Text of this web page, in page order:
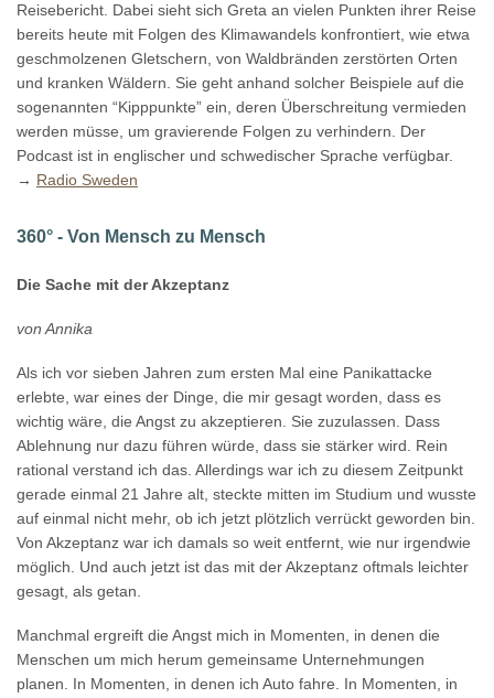
Reisebericht. Dabei sieht sich Greta an vielen Punkten ihrer Reise
bereits heute mit Folgen des Klimawandels konfrontiert, wie etwa
geschmolzenen Gletschern, von Waldbränden zerstörten Orten
und kranken Wäldern. Sie geht anhand solcher Beispiele auf die
sogenannten “Kipppunkte” ein, deren Überschreitung vermieden
werden müsse, um gravierende Folgen zu verhindern. Der
Podcast ist in englischer und schwedischer Sprache verfügbar.
→ Radio Sweden
360° - Von Mensch zu Mensch
Die Sache mit der Akzeptanz
von Annika
Als ich vor sieben Jahren zum ersten Mal eine Panikattacke
erlebte, war eines der Dinge, die mir gesagt worden, dass es
wichtig wäre, die Angst zu akzeptieren. Sie zuzulassen. Dass
Ablehnung nur dazu führen würde, dass sie stärker wird. Rein
rational verstand ich das. Allerdings war ich zu diesem Zeitpunkt
gerade einmal 21 Jahre alt, steckte mitten im Studium und wusste
auf einmal nicht mehr, ob ich jetzt plötzlich verrückt geworden bin.
Von Akzeptanz war ich damals so weit entfernt, wie nur irgendwie
möglich. Und auch jetzt ist das mit der Akzeptanz oftmals leichter
gesagt, als getan.
Manchmal ergreift die Angst mich in Momenten, in denen die
Menschen um mich herum gemeinsame Unternehmungen
planen. In Momenten, in denen ich Auto fahre. In Momenten, in